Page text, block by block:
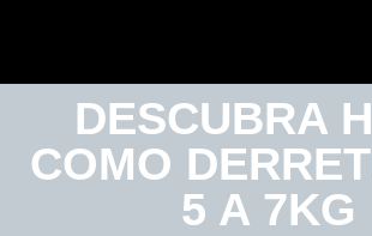
DESCUBRA
COMO
5 A 7KG